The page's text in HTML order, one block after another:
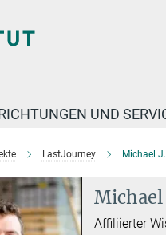
UND
LastJourney Michael
Michael
Affiliierter